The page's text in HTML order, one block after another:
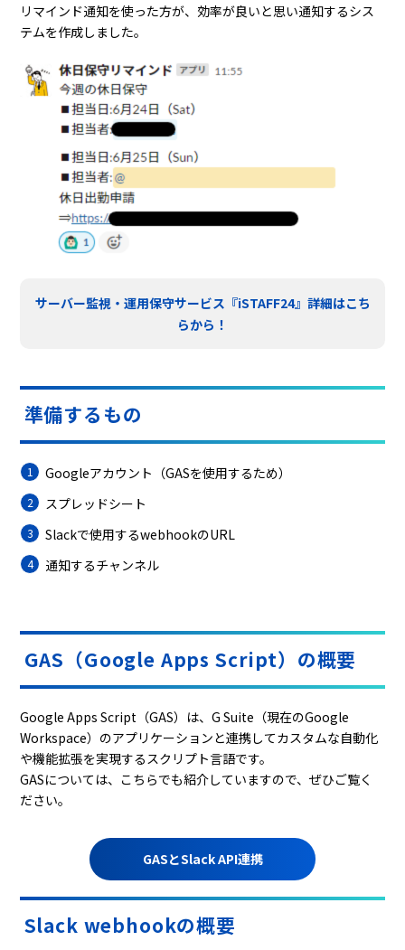
リマインド通知を使った方が、効率が良いと思い通知するシス
テムを作成しました。
サーバー監視・運用保守サービス『iSTAFF24』詳細はこち
らから！
準備するもの
Googleアカウント（GASを使用するため）
スプレッドシート
Slackで使用するwebhookのURL
通知するチャンネル
GAS（Google Apps Script）の概要
Google Apps Script（GAS）は、G Suite（現在のGoogle
Workspace）のアプリケーションと連携してカスタムな自動化
や機能拡張を実現するスクリプト言語です。
GASについては、こちらでも紹介していますので、ぜひご覧く
ださい。
GASとSlack API連携
Slack webhookの概要